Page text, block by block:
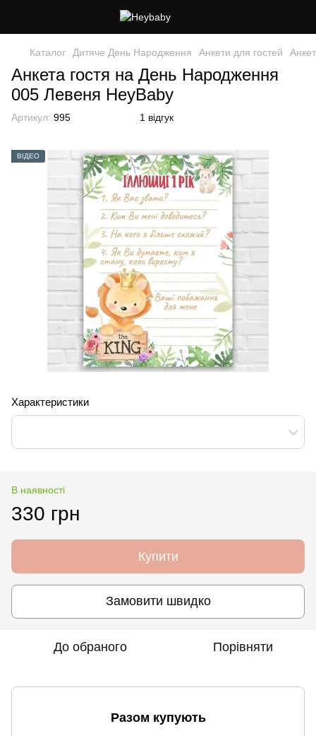
Каталог Дитяче День Народження Анкети для гостей
Анкета гостя на День Народження
005 Левеня HeyBaby
Артикул: 995 1 відгук
ВІДЕО
Характеристики
В наявності
330 грн
Купити
Замовити швидко
До обраного Порівняти
Разом купують